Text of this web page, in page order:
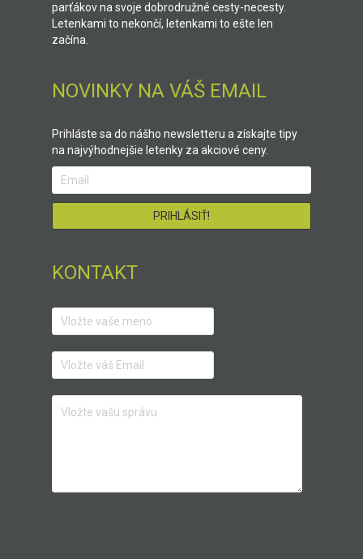
parťákov na svoje dobrodružné cesty-necesty.
Letenkami to nekončí, letenkami to ešte len
začína.
NOVINKY NA VÁŠ EMAIL
Prihláste sa do nášho newsletteru a získajte tipy
na najvýhodnejšie letenky za akciové ceny.
KONTAKT